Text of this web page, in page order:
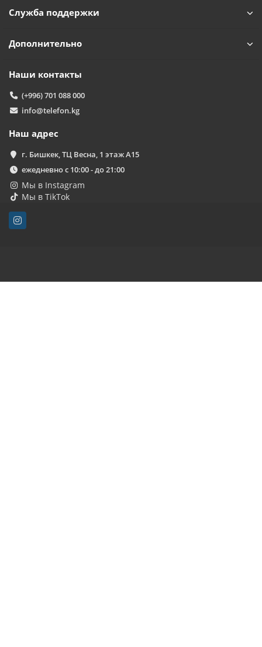
Служба поддержки
Дополнительно
Наши контакты
(+996) 701 088 000
info@telefon.kg
Наш адрес
г. Бишкек, ТЦ Весна, 1 этаж А15
ежедневно с 10:00 - до 21:00
Мы в Instagram
Мы в TikTok